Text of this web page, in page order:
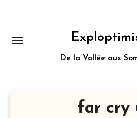
De la Vallée aux
far cry